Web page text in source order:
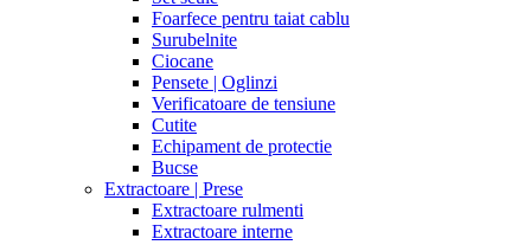
Foarfece pentru taiat cablu
Surubelnite
Ciocane
Pensete | Oglinzi
Verificatoare de tensiune
Cutite
Echipament de protectie
Bucse
Extractoare | Prese
Extractoare rulmenti
Extractoare interne